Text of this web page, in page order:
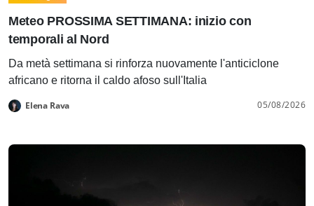
Meteo PROSSIMA SETTIMANA: inizio con
temporali al Nord
Da metà settimana si rinforza nuovamente l'anticiclone
africano e ritorna il caldo afoso sull'Italia
Elena Rava 05/08/2026